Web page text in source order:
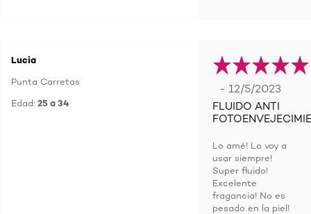
Lucia
Punta Carretas
Edad: 25 a 34
- 12/5/2023
FLUIDO ANTI
Lo amé! Lo voy a
usar siempre!
Super fluido!
Excelente
fragancia! No es
pesado en la piel!